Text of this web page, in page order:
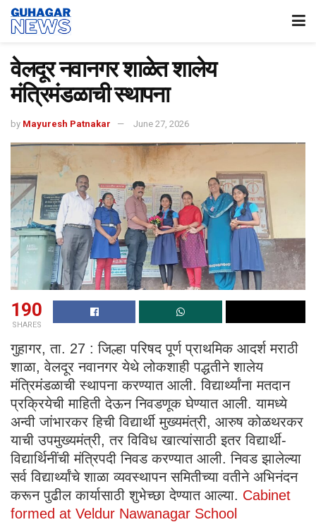
वेलदूर नवानगर शाळेत शालेय
मंत्रिमंडळाची स्थापना
by Mayuresh Patnakar June 27, 2026
190
SHARES
गुहागर, ता. 27 : जिल्हा परिषद पूर्ण प्राथमिक आदर्श मराठी
शाळा, वेलदूर नवानगर येथे लोकशाही पद्धतीने शालेय
मंत्रिमंडळाची स्थापना करण्यात आली. विद्यार्थ्यांना मतदान
प्रक्रियेची माहिती देऊन निवडणूक घेण्यात आली. यामध्ये
अन्वी जांभारकर हिची विद्यार्थी मुख्यमंत्री, आरुष कोळथरकर
याची उपमुख्यमंत्री, तर विविध खात्यांसाठी इतर विद्यार्थी-
विद्यार्थिनींची मंत्रिपदी निवड करण्यात आली. निवड झालेल्या
सर्व विद्यार्थ्यांचे शाळा व्यवस्थापन समितीच्या वतीने अभिनंदन
करून पुढील कार्यासाठी शुभेच्छा देण्यात आल्या. Cabinet
formed at Veldur Nawanagar School